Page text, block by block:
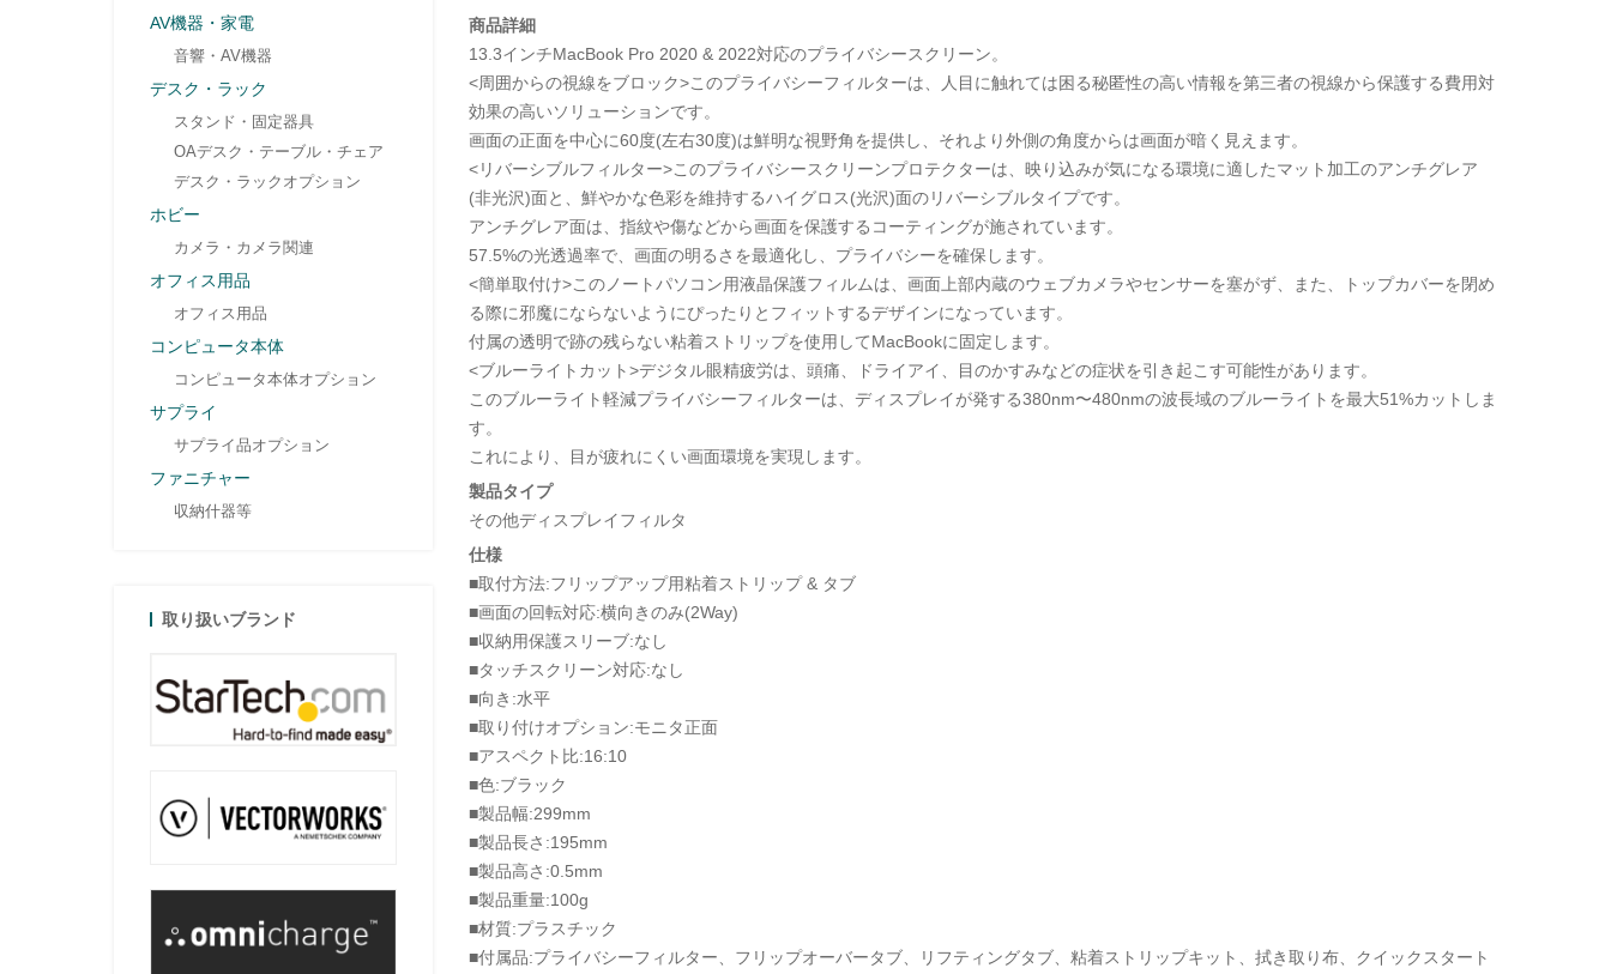
商品詳細
13.3インチMacBook Pro 2020 & 2022対応のプライバシースクリーン。
<周囲からの視線をブロック>このプライバシーフィルターは、人目に触れては困る秘匿性の高い情報を第三者の視線から保護する費用対
効果の高いソリューションです。
画面の正面を中心に60度(左右30度)は鮮明な視野角を提供し、それより外側の角度からは画面が暗く見えます。
<リバーシブルフィルター>このプライバシースクリーンプロテクターは、映り込みが気になる環境に適したマット加工のアンチグレア
(非光沢)面と、鮮やかな色彩を維持するハイグロス(光沢)面のリバーシブルタイプです。
アンチグレア面は、指紋や傷などから画面を保護するコーティングが施されています。
57.5%の光透過率で、画面の明るさを最適化し、プライバシーを確保します。
<簡単取付け>このノートパソコン用液晶保護フィルムは、画面上部内蔵のウェブカメラやセンサーを塞がず、また、トップカバーを閉め
る際に邪魔にならないようにぴったりとフィットするデザインになっています。
付属の透明で跡の残らない粘着ストリップを使用してMacBookに固定します。
<ブルーライトカット>デジタル眼精疲労は、頭痛、ドライアイ、目のかすみなどの症状を引き起こす可能性があります。
このブルーライト軽減プライバシーフィルターは、ディスプレイが発する380nm〜480nmの波長域のブルーライトを最大51%カットしま
す。
これにより、目が疲れにくい画面環境を実現します。
製品タイプ
その他ディスプレイフィルタ
仕様
■取付方法:フリップアップ用粘着ストリップ & タブ
■画面の回転対応:横向きのみ(2Way)
■収納用保護スリーブ:なし
■タッチスクリーン対応:なし
■向き:水平
■取り付けオプション:モニタ正面
■アスペクト比:16:10
■色:ブラック
■製品幅:299mm
■製品長さ:195mm
■製品高さ:0.5mm
■製品重量:100g
■材質:プラスチック
■付属品:プライバシーフィルター、フリップオーバータブ、リフティングタブ、粘着ストリップキット、拭き取り布、クイックスタート
AV機器・家電
音響・AV機器
デスク・ラック
スタンド・固定器具
OAデスク・テーブル・チェア
デスク・ラックオプション
ホビー
カメラ・カメラ関連
オフィス用品
オフィス用品
コンピュータ本体
コンピュータ本体オプション
サプライ
サプライ品オプション
ファニチャー
収納什器等
取り扱いブランド